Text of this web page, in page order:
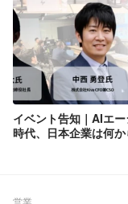
イベント告知｜AIエ
時代、日本企業は何
営業